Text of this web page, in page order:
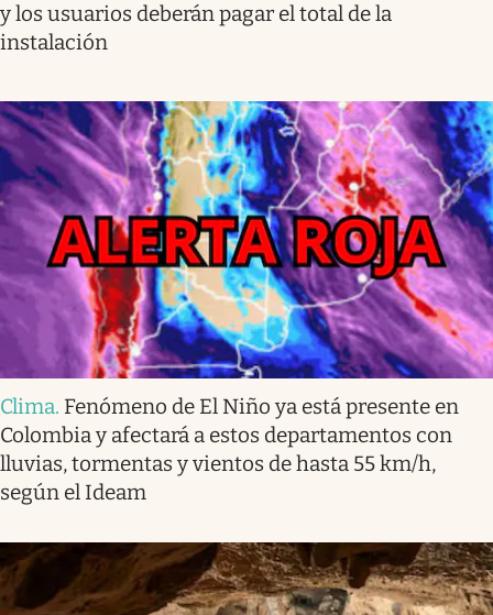
y los usuarios deberán pagar el total de la
instalación
Clima. Fenómeno de El Niño ya está presente en
Colombia y afectará a estos departamentos con
lluvias, tormentas y vientos de hasta 55 km/h,
según el Ideam